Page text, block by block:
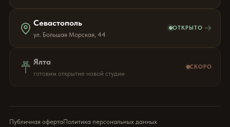
Севастополь
ул. Большая Морская, 44
ОТКРЫТО →
Ялта
готовим открытие новой студии
СКОРО
Публичная офертаПолитика персональных данных